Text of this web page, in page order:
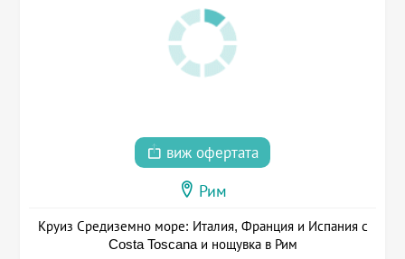
виж офертата
Рим
Круиз Средиземно море: Италия, Франция и Испания с
Costa Toscana и нощувка в Рим